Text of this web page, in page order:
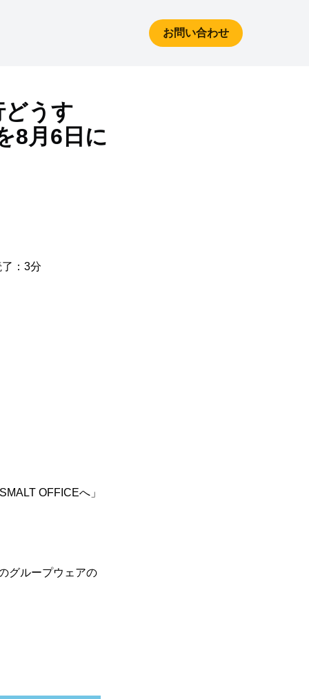
お問い合わせ
うす
8月6日に
：3分
OFFICEへ」
グループウェアの